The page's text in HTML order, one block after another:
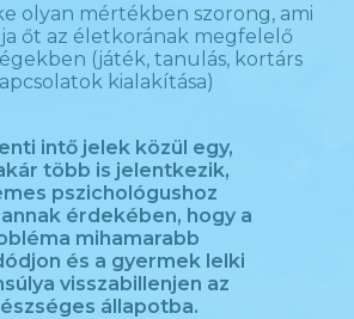
olyan mértékben szorong, ami
őt az életkorának megfelelő
(játék, tanulás, kortárs
kialakítása)
intő jelek közül egy,
több is jelentkezik,
pszichológushoz
érdekében, hogy a
mihamarabb
és a gyermek lelki
visszabillenjen az
állapotba.